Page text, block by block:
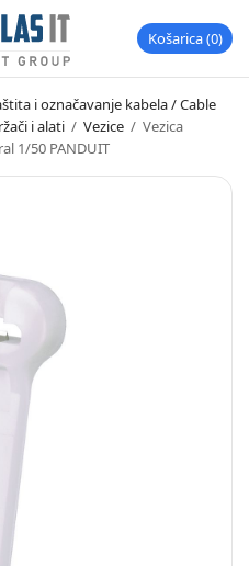
Košarica 0
i označavanje kabela / Cable
i alati / Vezice / Vezica
1/50 PANDUIT